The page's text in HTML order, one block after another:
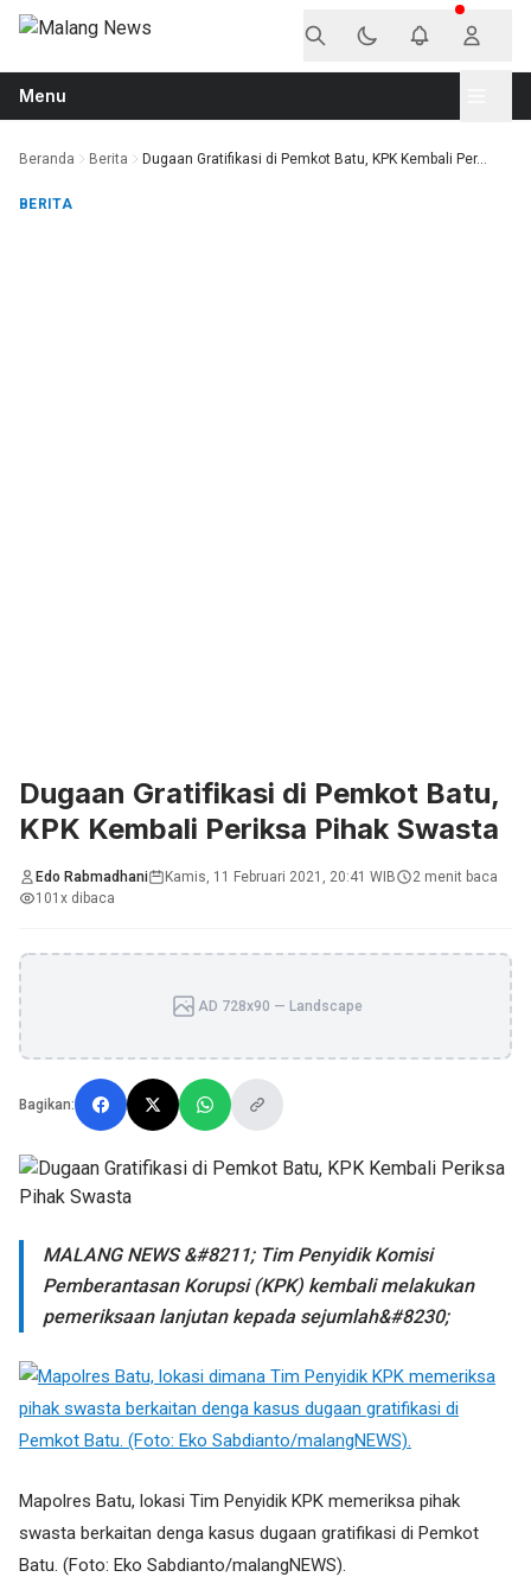
Langsung ke konten
Menu
Beranda Berita Dugaan Gratifikasi di Pemkot Batu, KPK Kembali Per...
BERITA
Dugaan Gratifikasi di Pemkot Batu,
KPK Kembali Periksa Pihak Swasta
Edo Rabmadhani Kamis, 11 Februari 2021, 20:41 WIB
2 menit baca
101x dibaca
AD 728x90 — Landscape
Bagikan:
MALANG NEWS &#8211; Tim Penyidik Komisi
Pemberantasan Korupsi (KPK) kembali melakukan
pemeriksaan lanjutan kepada sejumlah&#8230;
Mapolres Batu, lokasi Tim Penyidik KPK memeriksa pihak
swasta berkaitan denga kasus dugaan gratifikasi di Pemkot
Batu. (Foto: Eko Sabdianto/malangNEWS).